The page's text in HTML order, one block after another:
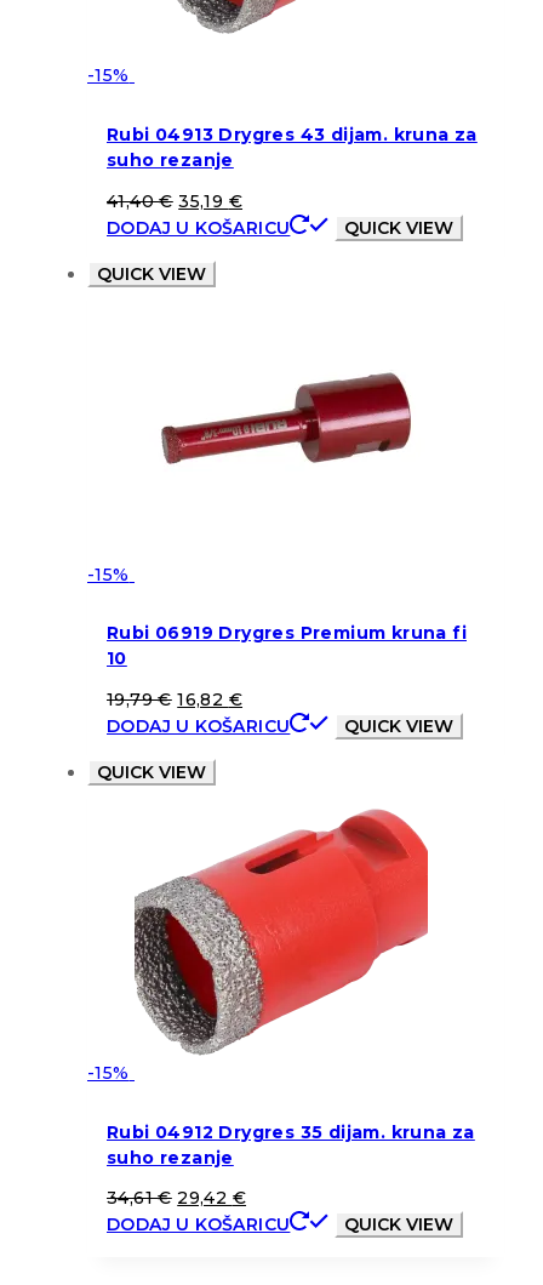
-15%
Rubi 04913 Drygres 43 dijam. kruna za
suho rezanje
41,40€ 35,19 €
DODAJ U KOŠARICU
QUICK VIEW
QUICK VIEW
-15%
Rubi 06919 Drygres Premium kruna fi
10
19,79€ 16,82 €
DODAJ U KOŠARICU
QUICK VIEW
QUICK VIEW
-15%
Rubi 04912 Drygres 35 dijam. kruna za
suho rezanje
34,61€ 29,42 €
DODAJ U KOŠARICU
QUICK VIEW